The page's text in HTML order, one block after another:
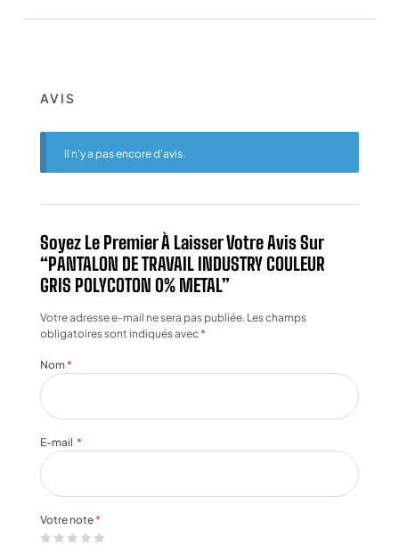
AVIS
Il n’y a pas encore d’avis.
Soyez Le Premier À Laisser Votre Avis Sur
“PANTALON DE TRAVAIL INDUSTRY COULEUR
GRIS POLYCOTON 0% METAL”
Votre adresse e-mail ne sera pas publiée. Les champs
obligatoires sont indiqués avec*
Votre note *
Nom *
E-mail *